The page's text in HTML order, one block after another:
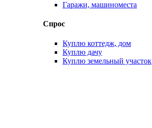
Гаражи, машиноместа
Спрос
Куплю коттедж, дом
Куплю дачу
Куплю земельный участок